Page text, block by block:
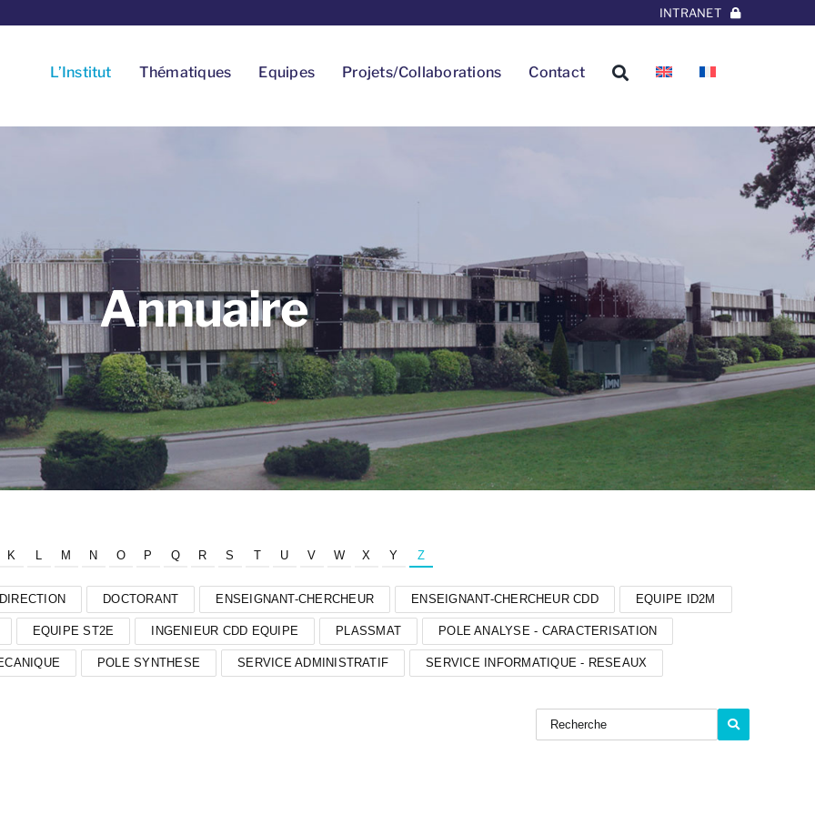
INTRANET
L’Institut Thématiques Equipes Projets/Collaborations Contact
Annuaire
K L M N O P Q R S T U V W X Y Z
DIRECTION DOCTORANT ENSEIGNANT-CHERCHEUR ENSEIGNANT-CHERCHEUR CDD EQUIPE ID2M
EQUIPE ST2E INGENIEUR CDD EQUIPE PLASSMAT POLE ANALYSE - CARACTERISATION
POLE SYNTHESE SERVICE ADMINISTRATIF SERVICE INFORMATIQUE - RESEAUX